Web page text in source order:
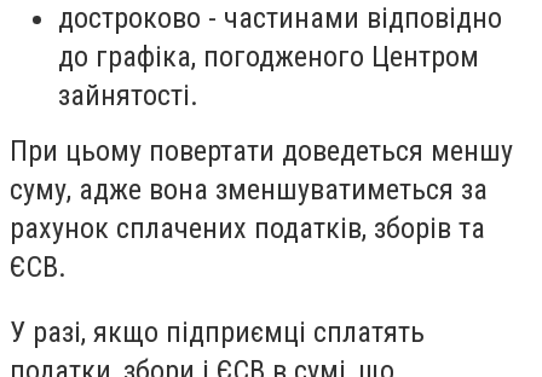
достроково - частинами відповідно
до графіка, погодженого Центром
зайнятості.
При цьому повертати доведеться меншу
суму, адже вона зменшуватиметься за
рахунок сплачених податків, зборів та
ЄСВ.
У разі, якщо підприємці сплатять